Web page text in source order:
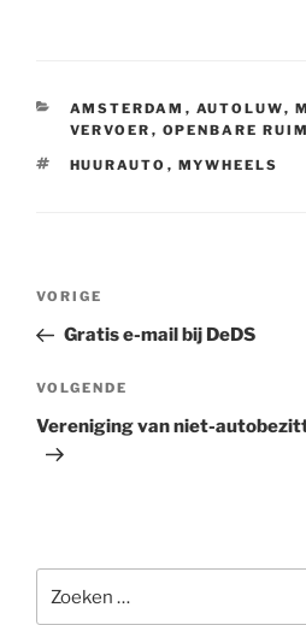
CATEGORIEËN
AMSTERDAM , AUTOLUW,
VERVOER , OPENBARE
TAGS
HUURAUTO , MYWHEELS
Bericht
Vorig
bericht
VORIGE
Gratis e-mail bij DeDS
Volgend
bericht
VOLGENDE
Vereniging van niet-
naar: